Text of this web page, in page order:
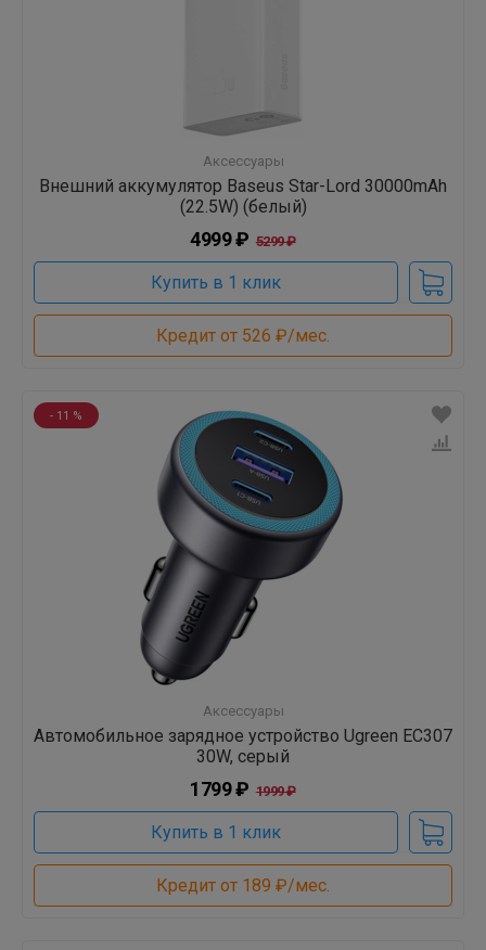
Аксессуары
Внешний аккумулятор Baseus Star-Lord 30000mAh
(22.5W) (белый)
4999 ₽ 5299 ₽
Купить в 1 клик
Кредит от 526 ₽/мес.
- 11 %
Аксессуары
Автомобильное зарядное устройство Ugreen EC307
30W, серый
1799 ₽ 1999 ₽
Купить в 1 клик
Кредит от 189 ₽/мес.